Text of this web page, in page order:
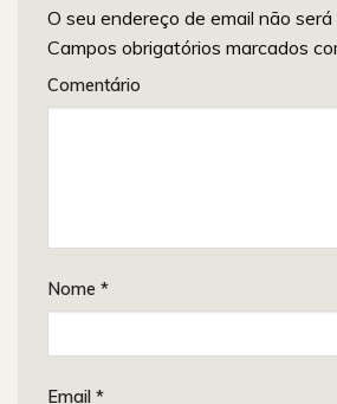
O seu endereço de email não será
Campos obrigatórios marcados
Comentário
Nome *
Email *